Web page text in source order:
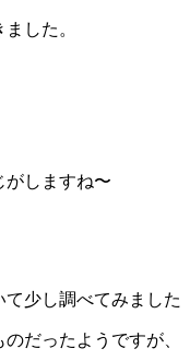
した。
がしますね〜
少し調べてみました
だったようですが、